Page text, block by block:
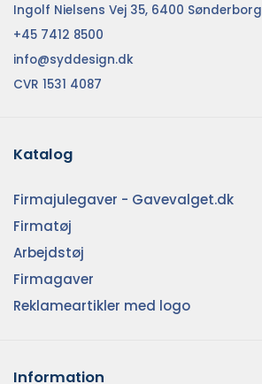
Ingolf Nielsens Vej 35, 6400 Sønderborg
+45 7412 8500
info@syddesign.dk
CVR 1531 4087
Katalog
Firmajulegaver - Gavevalget.dk
Firmatøj
Arbejdstøj
Firmagaver
Reklameartikler med logo
Information